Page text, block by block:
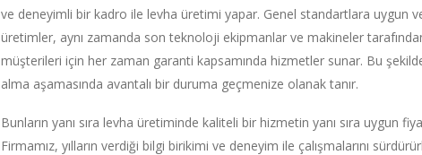
ve deneyimli bir kadro ile levha üretimi yapar. Genel standartlara uygun
üretimler, aynı zamanda son teknoloji ekipmanlar ve makineler
müşterileri için her zaman garanti kapsamında hizmetler sunar. Bu
alma aşamasında avantalı bir duruma geçmenize olanak tanır.
Bunların yanı sıra levha üretiminde kaliteli bir hizmetin yanı sıra uygun
Firmamız, yılların verdiği bilgi birikimi ve deneyim ile çalışmalarını